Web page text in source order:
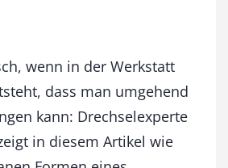
wenn in der Werkstatt
dass man umgehend
kann: Drechselexperte
in diesem Artikel wie